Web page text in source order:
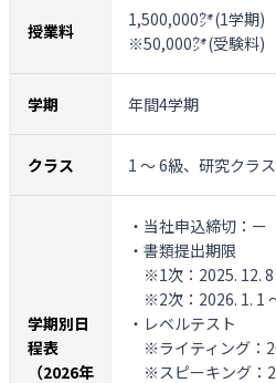
授業料
1,500,000㌆(1学期)
※50,000㌆(受験料)
学期 年間4学期
クラス 1 ～ 6級、研究クラス
学期別日
程表
（2026年
・当社申込締切：ー
・書類提出期限
※1次：2025. 12. 8
※2次：2026. 1. 1
・レベルテスト
※ライティング：
※スピーキング：